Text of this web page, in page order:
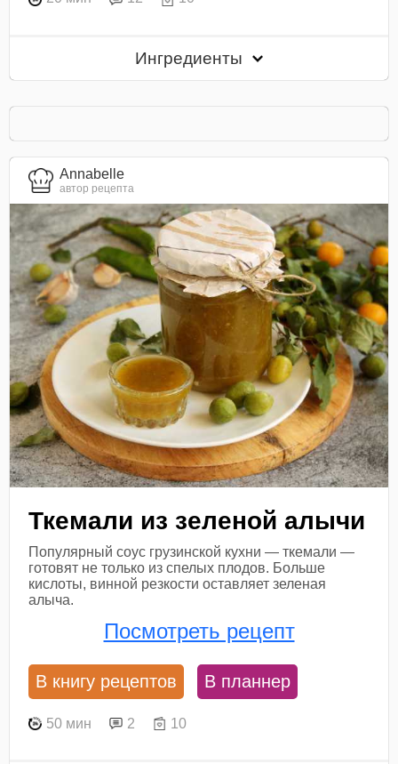
Ингредиенты
Annabelle
автор рецепта
Ткемали из зеленой алычи
Популярный соус грузинской кухни — ткемали —
готовят не только из спелых плодов. Больше
кислоты, винной резкости оставляет зеленая
алыча.
Посмотреть рецепт
В книгу рецептов В планнер
50 мин 2 10